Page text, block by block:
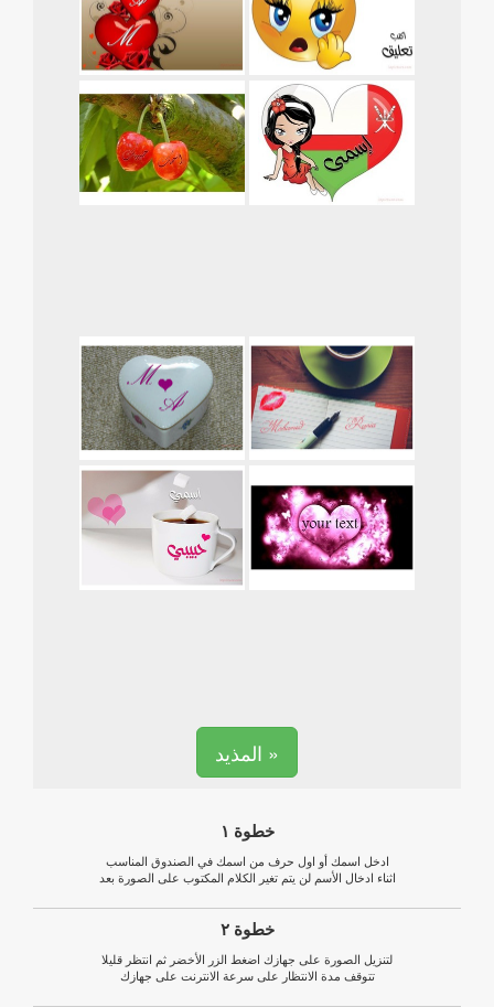
المذيد »
خطوة ١
ادخل اسمك أو اول حرف من اسمك في الصندوق المناسب
اثناء ادخال الأسم لن يتم تغير الكلام المكتوب على الصورة بعد
خطوة ٢
لتنزيل الصورة على جهازك اضغط الزر الأخضر ثم انتظر قليلا
تتوقف مدة الانتظار على سرعة الانترنت على جهازك